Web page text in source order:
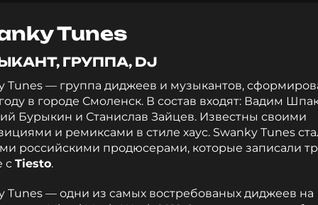
Tunes
ГРУППА, DJ
Tunes — группа диджеев и музыкантов,
в городе Смоленск. В состав входят: Вадим
Бурыкин и Станислав Зайцев. Известны своими
и ремиксами в стиле хаус. Swanky Tunes
российскими продюсерами, которые записали
с Tiesto.
Tunes — одни из самых востребованых диджеев на